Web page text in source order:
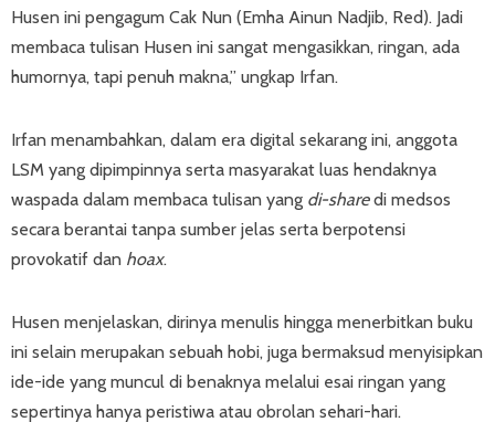
Husen ini pengagum Cak Nun (Emha Ainun Nadjib, Red). Jadi
membaca tulisan Husen ini sangat mengasikkan, ringan, ada
humornya, tapi penuh makna,” ungkap Irfan.
Irfan menambahkan, dalam era digital sekarang ini, anggota
LSM yang dipimpinnya serta masyarakat luas hendaknya
waspada dalam membaca tulisan yang di-sharedi medsos
secara berantai tanpa sumber jelas serta berpotensi
provokatif dan hoax.
Husen menjelaskan, dirinya menulis hingga menerbitkan buku
ini selain merupakan sebuah hobi, juga bermaksud menyisipkan
ide-ide yang muncul di benaknya melalui esai ringan yang
sepertinya hanya peristiwa atau obrolan sehari-hari.